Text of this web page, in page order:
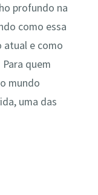
profundo na
como essa
atual e como
quem
mundo
uma das